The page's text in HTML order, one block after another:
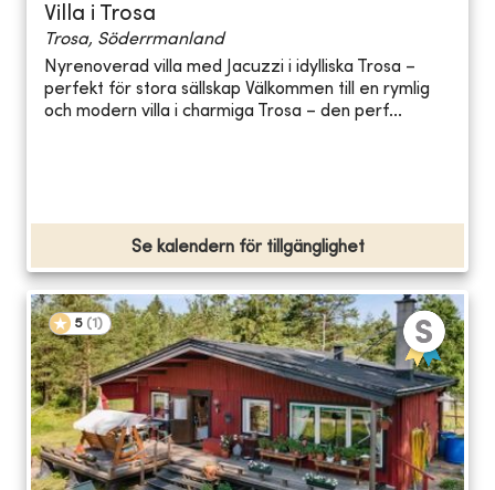
Villa i Trosa
Trosa, Söderrmanland
Nyrenoverad villa med Jacuzzi i idylliska Trosa –
perfekt för stora sällskap Välkommen till en rymlig
och modern villa i charmiga Trosa – den perf...
Se kalendern för tillgänglighet
5 (1 )